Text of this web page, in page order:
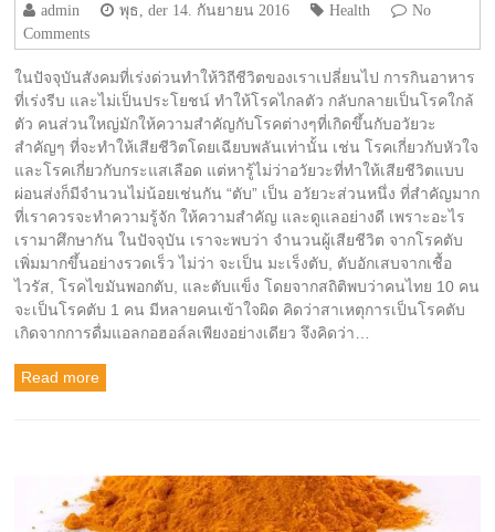
admin พุธ, der 14. กันยายน 2016 Health
No
Comments
ในปัจจุบันสังคมที่เร่งด่วนทำให้วิถีชีวิตของเราเปลี่ยนไป การกินอาหาร
ที่เร่งรีบ และไม่เป็นประโยชน์ ทำให้โรคไกลตัว กลับกลายเป็นโรคใกล้
ตัว คนส่วนใหญ่มักให้ความสำคัญกับโรคต่างๆที่เกิดขึ้นกับอวัยวะ
สำคัญๆ ที่จะทำให้เสียชีวิตโดยเฉียบพลันเท่านั้น เช่น โรคเกี่ยวกับหัวใจ
และโรคเกี่ยวกับกระแสเลือด แต่หารู้ไม่ว่าอวัยวะที่ทำให้เสียชีวิตแบบ
ผ่อนส่งก็มีจำนวนไม่น้อยเช่นกัน “ตับ” เป็น อวัยวะส่วนหนึ่ง ที่สำคัญมาก
ที่เราควรจะทำความรู้จัก ให้ความสำคัญ และดูแลอย่างดี เพราะอะไร
เรามาศึกษากัน ในปัจจุบัน เราจะพบว่า จำนวนผู้เสียชีวิต จากโรคตับ
เพิ่มมากขึ้นอย่างรวดเร็ว ไม่ว่า จะเป็น มะเร็งตับ, ตับอักเสบจากเชื้อ
ไวรัส, โรคไขมันพอกตับ, และตับแข็ง โดยจากสถิติพบว่าคนไทย 10 คน
จะเป็นโรคตับ 1 คน มีหลายคนเข้าใจผิด คิดว่าสาเหตุการเป็นโรคตับ
เกิดจากการดื่มแอลกอฮอล์ลเพียงอย่างเดียว จึงคิดว่า…
Read more